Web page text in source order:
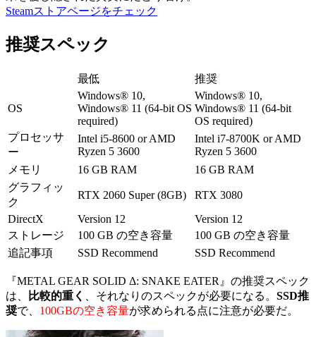
Steamストアページをチェック
推奨スペック
最低 推奨
OS
Windows® 10,
Windows® 11 (64-bit OS
required)
Windows® 10,
Windows® 11 (64-bit
OS required)
プロセッサ
ー
Intel i5-8600 or AMD
Ryzen 5 3600
Intel i7-8700K or AMD
Ryzen 5 3600
メモリ
16 GB RAM
16 GB RAM
グラフィッ
ク
RTX 2060 Super (8GB)
RTX 3080
DirectX
Version 12
Version 12
ストレージ
100 GB の空き容量
100 GB の空き容量
追記事項
SSD Recommend SSD Recommend
『METAL GEAR SOLID Δ: SNAKE EATER』の推奨スペック
は、
比較的重く 、それなりのスペックが必要になる。 SSD推
奨で、 100GBの空き容量が求められる点に注意が必要だ。